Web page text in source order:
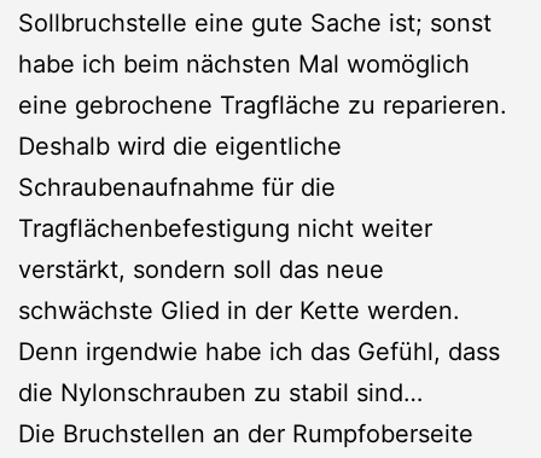
Sollbruchstelle eine gute Sache ist; sonst
habe ich beim nächsten Mal womöglich
eine gebrochene Tragfläche zu reparieren.
Deshalb wird die eigentliche
Schraubenaufnahme für die
Tragflächenbefestigung nicht weiter
verstärkt, sondern soll das neue
schwächste Glied in der Kette werden.
Denn irgendwie habe ich das Gefühl, dass
die Nylonschrauben zu stabil sind…
Die Bruchstellen an der Rumpfoberseite